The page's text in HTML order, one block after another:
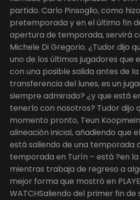
partido. Carlo Pinsoglio, como
pretemporada y en el último fin
apertura de temporada, servirá
Michele Di Gregorio. ¿Tudor dijo
uno de los últimos jugadores que
con una posible salida antes de
transferencia del lunes, es un
siempre admirado? ¿y que está
tenerlo con nosotros? Tudor dijo
momento pronto, Teun
alineación inicial, añadiendo que
está saliendo de una temporada
temporada en Turín – está ?en
mientras trabaja de regreso a
mejor forma que mostró en
WATCHSaliendo del primer fin de